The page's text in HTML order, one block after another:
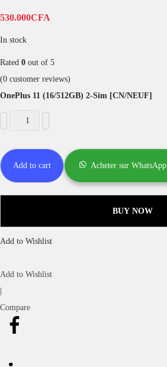
530.000CFA
In stock
Rated 0 out of 5
(0 customer reviews)
OnePlus 11 (16/512GB) 2-Sim [CN/NEUF]
Add to cart Acheter sur WhatsApp
BUY NOW
Add to Wishlist
Add to Wishlist
Compare